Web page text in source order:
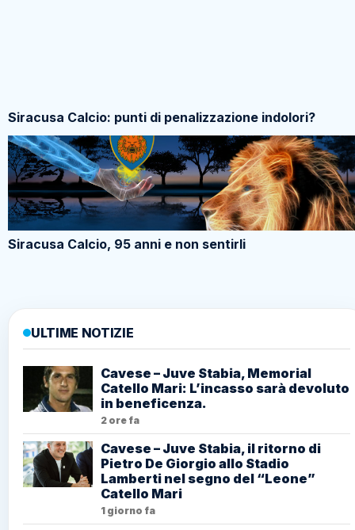
Siracusa Calcio: punti di penalizzazione indolori?
Siracusa Calcio, 95 anni e non sentirli
ULTIME NOTIZIE
Cavese – Juve Stabia, Memorial
Catello Mari: L’incasso sarà devoluto
in beneficenza.
2 ore fa
Cavese – Juve Stabia, il ritorno di
Pietro De Giorgio allo Stadio
Lamberti nel segno del “Leone”
Catello Mari
1 giorno fa